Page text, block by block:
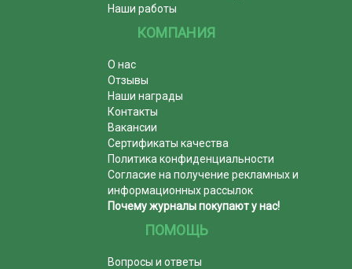
Наши работы
КОМПАНИЯ
О нас
Отзывы
Наши награды
Контакты
Вакансии
Сертификаты качества
Политика конфиденциальности
Согласие на получение рекламных и
информационных рассылок
Почему журналы покупают у нас!
ПОМОЩЬ
Вопросы и ответы